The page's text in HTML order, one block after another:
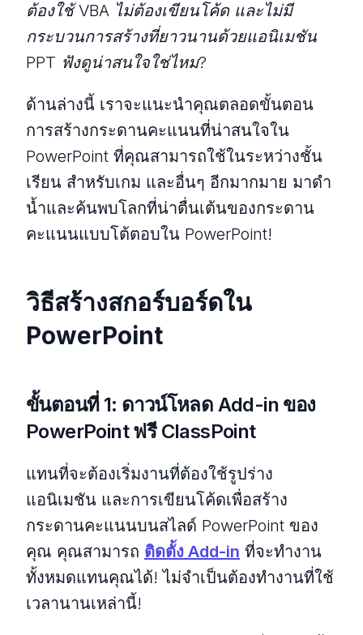
ต้องใช้ VBA ไม่ต้องเขียนโค้ด และไม่มี
กระบวนการสร้างที่ยาวนานด้วยแอนิเมชัน
PPT ฟังดูน่าสนใจใช่ไหม?
ด้านล่างนี้ เราจะแนะนำคุณตลอดขั้นตอน
การสร้างกระดานคะแนนที่น่าสนใจใน
PowerPoint ที่คุณสามารถใช้ในระหว่างชั้น
เรียน สำหรับเกม และอื่นๆ อีกมากมาย มาดำ
น้ำและค้นพบโลกที่น่าตื่นเต้นของกระดาน
คะแนนแบบโต้ตอบใน PowerPoint!
วิธีสร้างสกอร์บอร์ดใน
PowerPoint
ขั้นตอนที่ 1: ดาวน์โหลด Add-in ของ
PowerPoint ฟรี ClassPoint
แทนที่จะต้องเริ่มงานที่ต้องใช้รูปร่าง
แอนิเมชัน และการเขียนโค้ดเพื่อสร้าง
กระดานคะแนนบนสไลด์ PowerPoint ของ
คุณ คุณสามารถ ติดตั้ง Add-in ที่จะทำงาน
ทั้งหมดแทนคุณได้! ไม่จำเป็นต้องทำงานที่ใช้
เวลานานเหล่านี้!